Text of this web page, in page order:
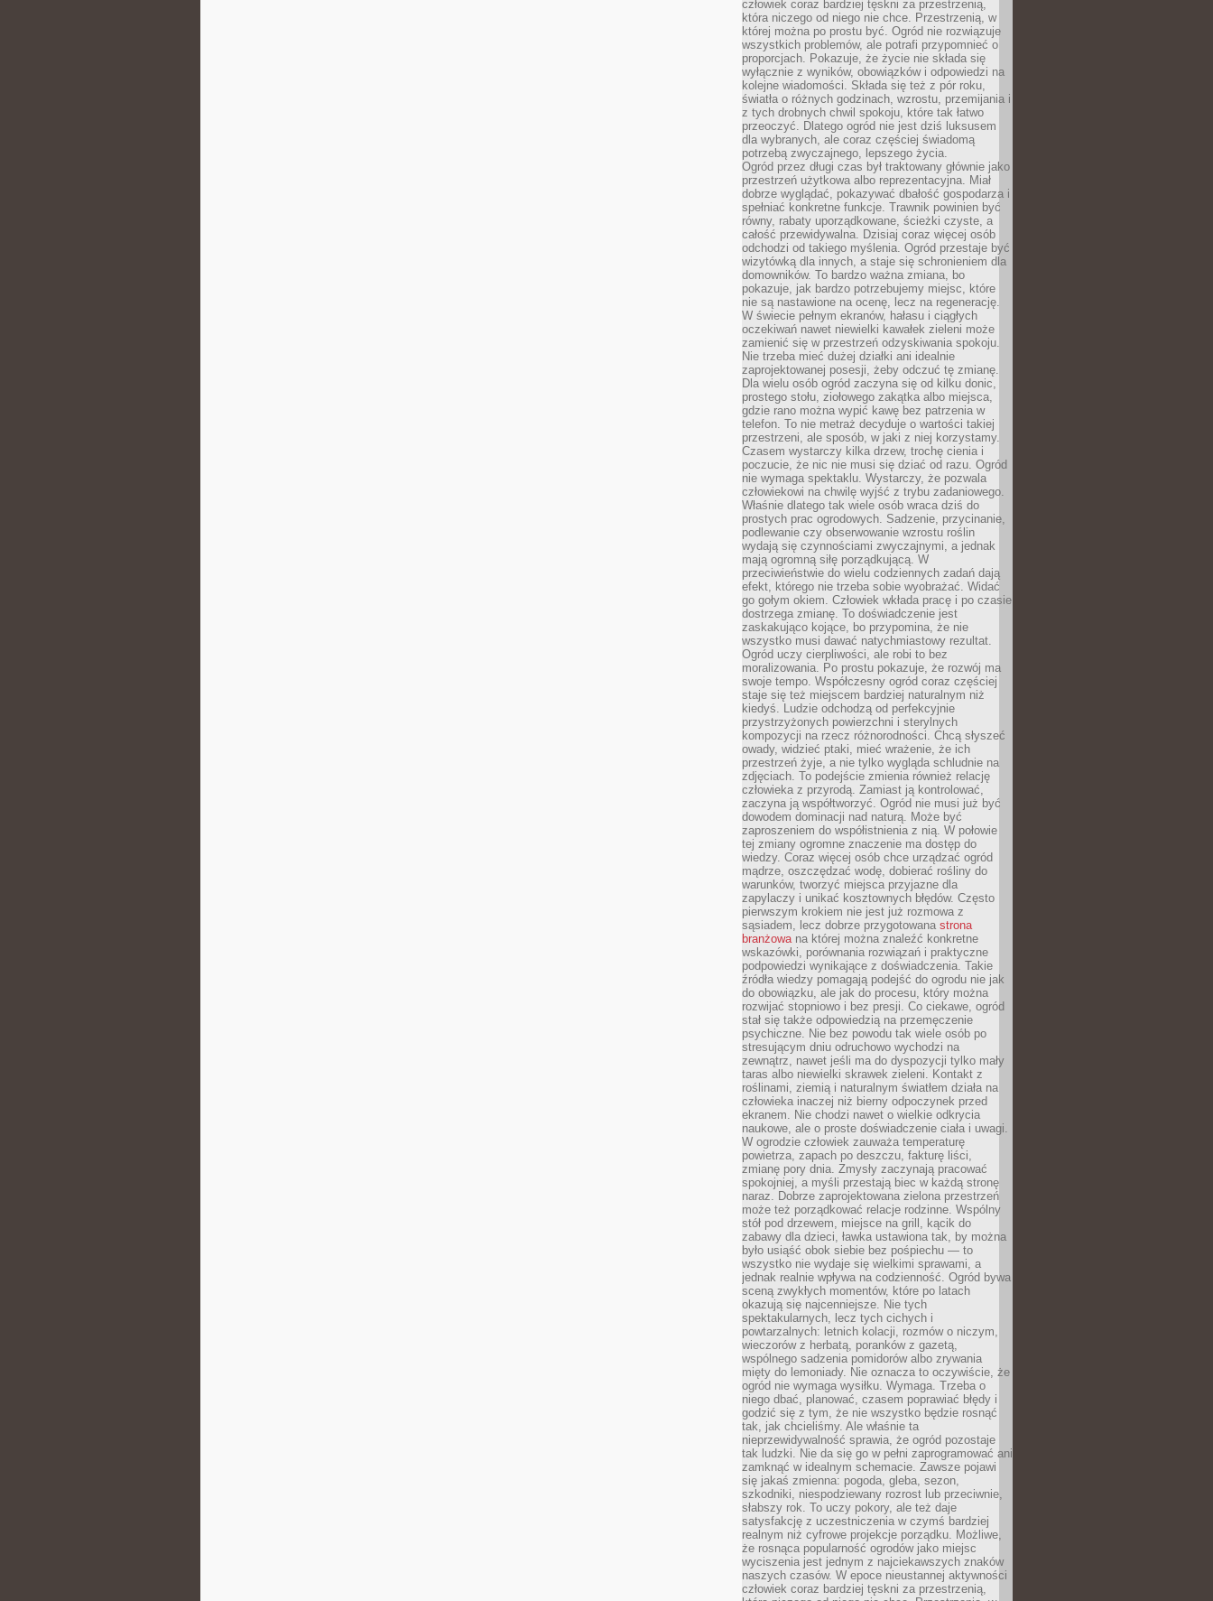
człowiek coraz bardziej tęskni za przestrzenią,
która niczego od niego nie chce. Przestrzenią, w
której można po prostu być. Ogród nie rozwiązuje
wszystkich problemów, ale potrafi przypomnieć o
proporcjach. Pokazuje, że życie nie składa się
wyłącznie z wyników, obowiązków i odpowiedzi na
kolejne wiadomości. Składa się też z pór roku,
światła o różnych godzinach, wzrostu, przemijania i
z tych drobnych chwil spokoju, które tak łatwo
przeoczyć. Dlatego ogród nie jest dziś luksusem
dla wybranych, ale coraz częściej świadomą
potrzebą zwyczajnego, lepszego życia.
Ogród przez długi czas był traktowany głównie jako
przestrzeń użytkowa albo reprezentacyjna. Miał
dobrze wyglądać, pokazywać dbałość gospodarza i
spełniać konkretne funkcje. Trawnik powinien być
równy, rabaty uporządkowane, ścieżki czyste, a
całość przewidywalna. Dzisiaj coraz więcej osób
odchodzi od takiego myślenia. Ogród przestaje być
wizytówką dla innych, a staje się schronieniem dla
domowników. To bardzo ważna zmiana, bo
pokazuje, jak bardzo potrzebujemy miejsc, które
nie są nastawione na ocenę, lecz na regenerację.
W świecie pełnym ekranów, hałasu i ciągłych
oczekiwań nawet niewielki kawałek zieleni może
zamienić się w przestrzeń odzyskiwania spokoju.
Nie trzeba mieć dużej działki ani idealnie
zaprojektowanej posesji, żeby odczuć tę zmianę.
Dla wielu osób ogród zaczyna się od kilku donic,
prostego stołu, ziołowego zakątka albo miejsca,
gdzie rano można wypić kawę bez patrzenia w
telefon. To nie metraż decyduje o wartości takiej
przestrzeni, ale sposób, w jaki z niej korzystamy.
Czasem wystarczy kilka drzew, trochę cienia i
poczucie, że nic nie musi się dziać od razu. Ogród
nie wymaga spektaklu. Wystarczy, że pozwala
człowiekowi na chwilę wyjść z trybu zadaniowego.
Właśnie dlatego tak wiele osób wraca dziś do
prostych prac ogrodowych. Sadzenie, przycinanie,
podlewanie czy obserwowanie wzrostu roślin
wydają się czynnościami zwyczajnymi, a jednak
mają ogromną siłę porządkującą. W
przeciwieństwie do wielu codziennych zadań dają
efekt, którego nie trzeba sobie wyobrażać. Widać
go gołym okiem. Człowiek wkłada pracę i po czasie
dostrzega zmianę. To doświadczenie jest
zaskakująco kojące, bo przypomina, że nie
wszystko musi dawać natychmiastowy rezultat.
Ogród uczy cierpliwości, ale robi to bez
moralizowania. Po prostu pokazuje, że rozwój ma
swoje tempo. Współczesny ogród coraz częściej
staje się też miejscem bardziej naturalnym niż
kiedyś. Ludzie odchodzą od perfekcyjnie
przystrzyżonych powierzchni i sterylnych
kompozycji na rzecz różnorodności. Chcą słyszeć
owady, widzieć ptaki, mieć wrażenie, że ich
przestrzeń żyje, a nie tylko wygląda schludnie na
zdjęciach. To podejście zmienia również relację
człowieka z przyrodą. Zamiast ją kontrolować,
zaczyna ją współtworzyć. Ogród nie musi już być
dowodem dominacji nad naturą. Może być
zaproszeniem do współistnienia z nią. W połowie
tej zmiany ogromne znaczenie ma dostęp do
wiedzy. Coraz więcej osób chce urządzać ogród
mądrze, oszczędzać wodę, dobierać rośliny do
warunków, tworzyć miejsca przyjazne dla
zapylaczy i unikać kosztownych błędów. Często
pierwszym krokiem nie jest już rozmowa z
sąsiadem, lecz dobrze przygotowana strona
branżowana której można znaleźć konkretne
wskazówki, porównania rozwiązań i praktyczne
podpowiedzi wynikające z doświadczenia. Takie
źródła wiedzy pomagają podejść do ogrodu nie jak
do obowiązku, ale jak do procesu, który można
rozwijać stopniowo i bez presji. Co ciekawe, ogród
stał się także odpowiedzią na przemęczenie
psychiczne. Nie bez powodu tak wiele osób po
stresującym dniu odruchowo wychodzi na
zewnątrz, nawet jeśli ma do dyspozycji tylko mały
taras albo niewielki skrawek zieleni. Kontakt z
roślinami, ziemią i naturalnym światłem działa na
człowieka inaczej niż bierny odpoczynek przed
ekranem. Nie chodzi nawet o wielkie odkrycia
naukowe, ale o proste doświadczenie ciała i uwagi.
W ogrodzie człowiek zauważa temperaturę
powietrza, zapach po deszczu, fakturę liści,
zmianę pory dnia. Zmysły zaczynają pracować
spokojniej, a myśli przestają biec w każdą stronę
naraz. Dobrze zaprojektowana zielona przestrzeń
może też porządkować relacje rodzinne. Wspólny
stół pod drzewem, miejsce na grill, kącik do
zabawy dla dzieci, ławka ustawiona tak, by można
było usiąść obok siebie bez pośpiechu — to
wszystko nie wydaje się wielkimi sprawami, a
jednak realnie wpływa na codzienność. Ogród bywa
sceną zwykłych momentów, które po latach
okazują się najcenniejsze. Nie tych
spektakularnych, lecz tych cichych i
powtarzalnych: letnich kolacji, rozmów o niczym,
wieczorów z herbatą, poranków z gazetą,
wspólnego sadzenia pomidorów albo zrywania
mięty do lemoniady. Nie oznacza to oczywiście, że
ogród nie wymaga wysiłku. Wymaga. Trzeba o
niego dbać, planować, czasem poprawiać błędy i
godzić się z tym, że nie wszystko będzie rosnąć
tak, jak chcieliśmy. Ale właśnie ta
nieprzewidywalność sprawia, że ogród pozostaje
tak ludzki. Nie da się go w pełni zaprogramować ani
zamknąć w idealnym schemacie. Zawsze pojawi
się jakaś zmienna: pogoda, gleba, sezon,
szkodniki, niespodziewany rozrost lub przeciwnie,
słabszy rok. To uczy pokory, ale też daje
satysfakcję z uczestniczenia w czymś bardziej
realnym niż cyfrowe projekcje porządku. Możliwe,
że rosnąca popularność ogrodów jako miejsc
wyciszenia jest jednym z najciekawszych znaków
naszych czasów. W epoce nieustannej aktywności
człowiek coraz bardziej tęskni za przestrzenią,